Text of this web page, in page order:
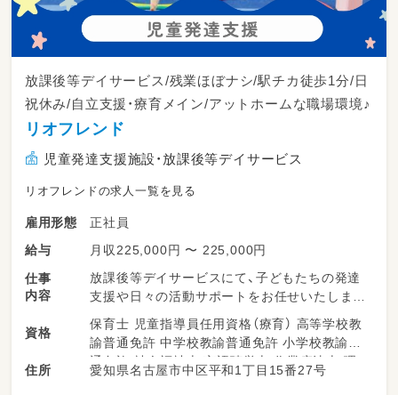
放課後等デイサービス/残業ほぼナシ/駅チカ徒歩1分/日
祝休み/自立支援・療育メイン/アットホームな職場環境♪
リオフレンド
児童発達支援施設・放課後等デイサービス
リオフレンドの求人一覧を見る
雇用形態
正社員
給与
月収225,000円 〜 225,000円
仕事
内容
放課後等デイサービスにて、子どもたちの発達
支援や日々の活動サポートをお任せいたします
・登降迎時の子どもたちの温かい受け入れ・見送
りサポート
資格
保育士 児童指導員任用資格（療育） 高等学校教
諭普通免許 中学校教諭普通免許 小学校教諭普
通免許 社会福祉士 言語聴覚士 作業療法士 理
学療法士
住所 愛知県名古屋市中区平和1丁目15番27号